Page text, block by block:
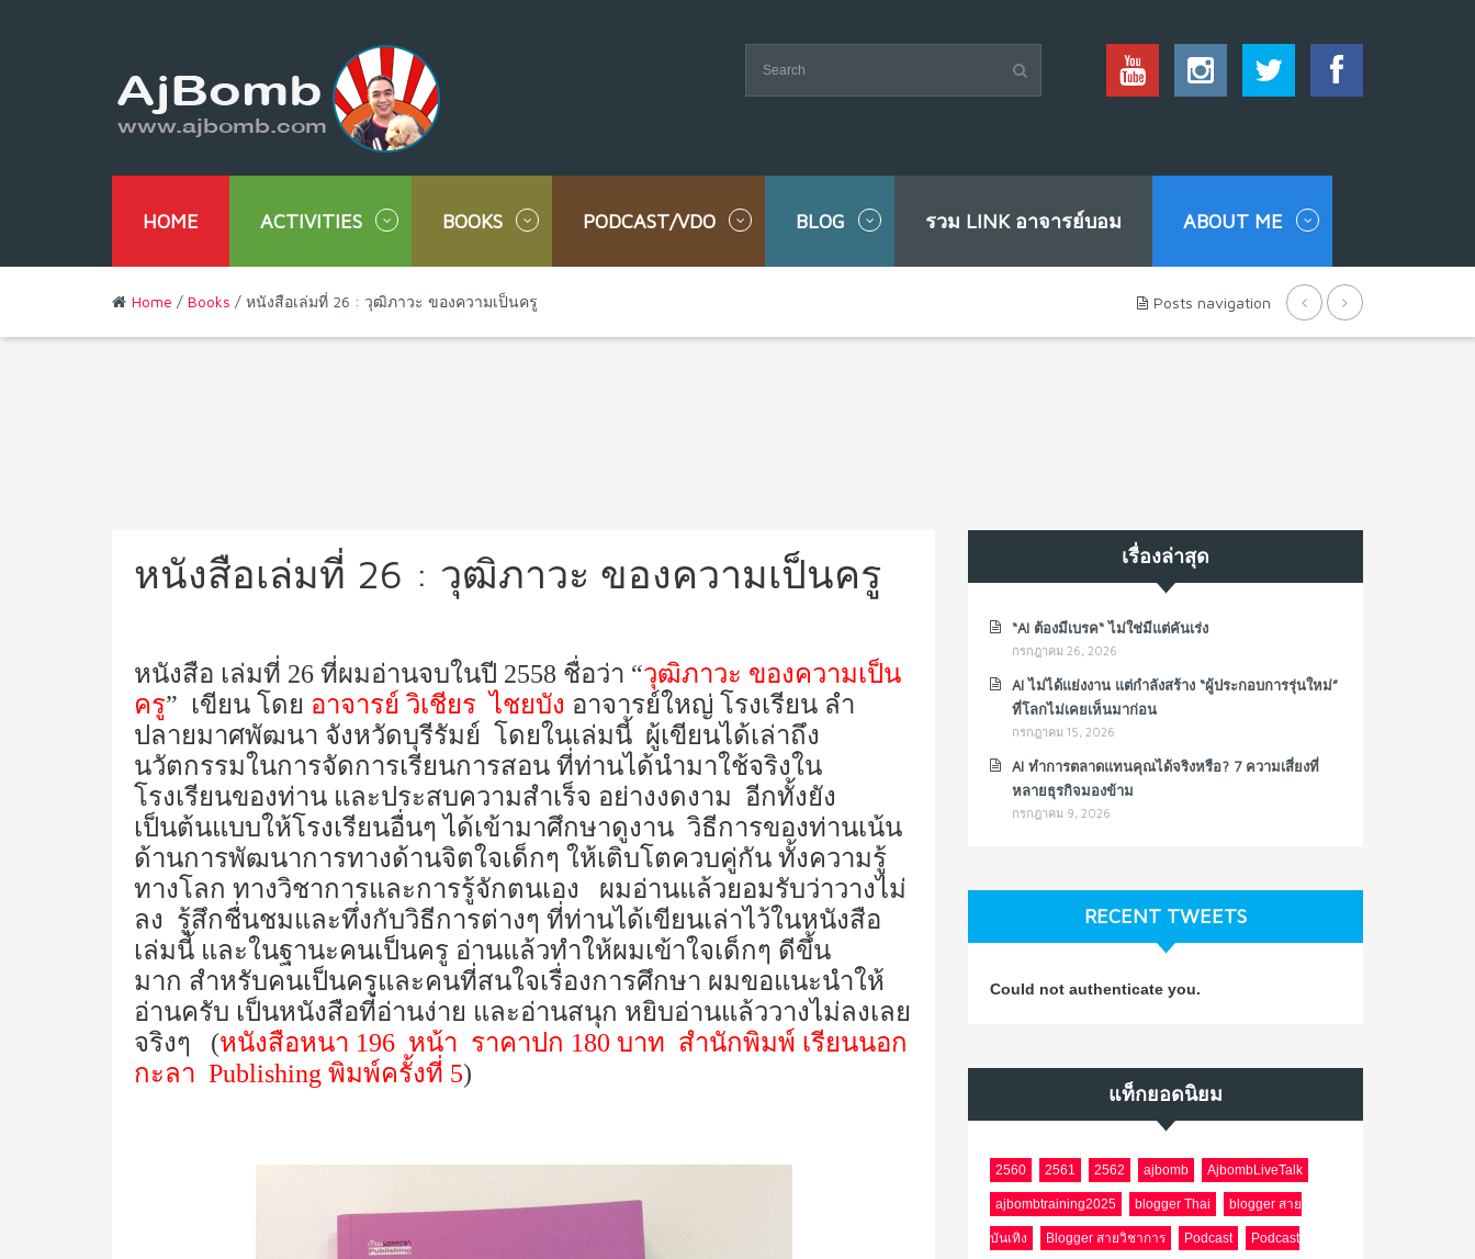
HOME ACTIVITIES BOOKS PODCAST/VDO BLOG รวม LINK อาจารย์บอม ABOUT ME
Home / Books / หนังสือเล่มที่ 26 : วุฒิภาวะ ของความเป็นครู Posts navigation
หนังสือเล่มที่ 26 : วุฒิภาวะ ของความเป็นครู
หนังสือ เล่มที่ 26 ที่ผมอ่านจบในปี 2558 ชื่อว่า “วุฒิภาวะ ของความเป็น
ครู” เขียน โดย อาจารย์ วิเชียร ไชยบัง อาจารย์ใหญ่ โรงเรียน ลำ
ปลายมาศพัฒนา จังหวัดบุรีรัมย์ โดยในเล่มนี้ ผู้เขียนได้เล่าถึง
นวัตกรรมในการจัดการเรียนการสอน ที่ท่านได้นำมาใช้จริงใน
โรงเรียนของท่าน และประสบความสำเร็จ อย่างงดงาม อีกทั้งยัง
เป็นต้นแบบให้โรงเรียนอื่นๆ ได้เข้ามาศึกษาดูงาน วิธีการของท่านเน้น
ด้านการพัฒนาการทางด้านจิตใจเด็กๆ ให้เติบโตควบคู่กัน ทั้งความรู้
ทางโลก ทางวิชาการและการรู้จักตนเอง ผมอ่านแล้วยอมรับว่าวางไม่
ลง รู้สึกชื่นชมและทึ่งกับวิธีการต่างๆ ที่ท่านได้เขียนเล่าไว้ในหนังสือ
เล่มนี้ และในฐานะคนเป็นครู อ่านแล้วทำให้ผมเข้าใจเด็กๆ ดีขึ้น
มาก สำหรับคนเป็นครูและคนที่สนใจเรื่องการศึกษา ผมขอแนะนำให้
อ่านครับ เป็นหนังสือที่อ่านง่าย และอ่านสนุก หยิบอ่านแล้ววางไม่ลงเลย
จริงๆ (หนังสือหนา 196 หน้า ราคาปก 180 บาท สำนักพิมพ์ เรียนนอก
กะลา Publishing พิมพ์ครั้งที่ 5)
เรื่องล่าสุด
“AI ต้องมีเบรค“ ไม่ใช่มีแต่คันเร่ง
กรกฎาคม 26, 2026
AI ไม่ได้แย่งงาน แต่กำลังสร้าง “ผู้ประกอบการรุ่นใหม่”
ที่โลกไม่เคยเห็นมาก่อน
กรกฎาคม 15, 2026
AI ทำการตลาดแทนคุณได้จริงหรือ? 7 ความเสี่ยงที่
หลายธุรกิจมองข้าม
กรกฎาคม 9, 2026
RECENT TWEETS
Could not authenticate you.
แท็กยอดนิยม
2560 2561 2562 ajbomb AjbombLiveTalk
ajbombtraining2025 blogger Thai blogger สาย
บันเทิง Blogger สายวิชาการ Podcast Podcast